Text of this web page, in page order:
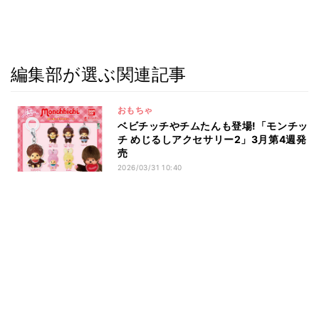
編集部が選ぶ関連記事
おもちゃ
ベビチッチやチムたんも登場!「モンチッ
チ めじるしアクセサリー2」3月第4週発
売
2026/03/31 10:40